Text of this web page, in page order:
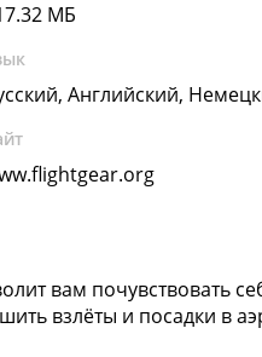
МБ
Английский,
вам почувствовать
взлёты и посадки в